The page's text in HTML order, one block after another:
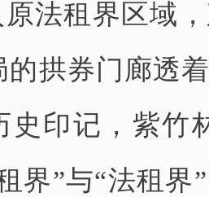
法租界区域
的拱券门廊透
史印记，紫竹
界”与“法租